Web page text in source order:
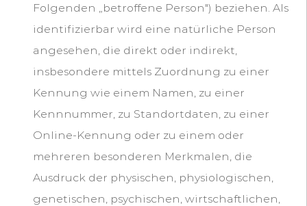
Folgenden „betroffene Person") beziehen. Als
identifizierbar wird eine natürliche Person
angesehen, die direkt oder indirekt,
insbesondere mittels Zuordnung zu einer
Kennung wie einem Namen, zu einer
Kennnummer, zu Standortdaten, zu einer
Online-Kennung oder zu einem oder
mehreren besonderen Merkmalen, die
Ausdruck der physischen, physiologischen,
genetischen, psychischen, wirtschaftlichen,